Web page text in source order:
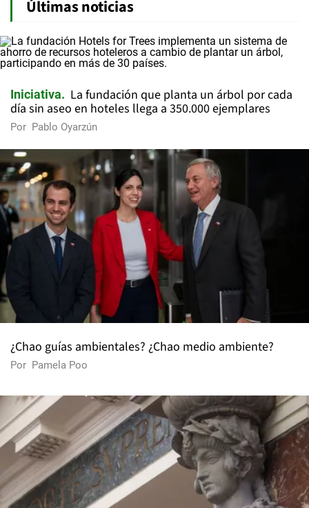
Últimas noticias
Iniciativa
La fundación que planta un árbol por cada
día sin aseo en hoteles llega a 350.000 ejemplares
Por Pablo Oyarzún
¿Chao guías ambientales? ¿Chao medio ambiente?
Por Pamela Poo